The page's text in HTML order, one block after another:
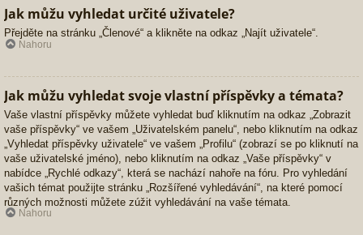
Jak můžu vyhledat určité uživatele?
Přejděte na stránku „Členové“ a klikněte na odkaz „Najít uživatele“.
Nahoru
Jak můžu vyhledat svoje vlastní příspěvky a témata?
Vaše vlastní příspěvky můžete vyhledat buď kliknutím na odkaz „Zobrazit
vaše příspěvky“ ve vašem „Uživatelském panelu“, nebo kliknutím na odkaz
„Vyhledat příspěvky uživatele“ ve vašem „Profilu“ (zobrazí se po kliknutí na
vaše uživatelské jméno), nebo kliknutím na odkaz „Vaše příspěvky“ v
nabídce „Rychlé odkazy“, která se nachází nahoře na fóru. Pro vyhledání
vašich témat použijte stránku „Rozšířené vyhledávání“, na které pomocí
různých možnosti můžete zúžit vyhledávání na vaše témata.
Nahoru